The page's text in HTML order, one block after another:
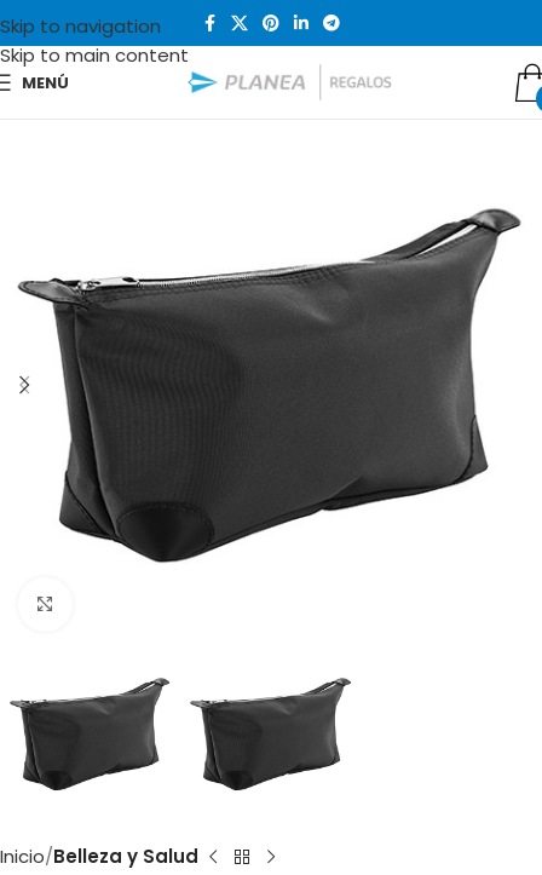
Skip to navigation
Skip to main content
MENÚ
Inicio Belleza y Salud